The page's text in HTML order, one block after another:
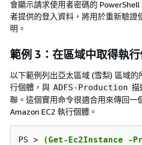
會顯示請求使用者密碼的
者提供的登入資料，將用於重新驗證
明。
範例 3：在區域中取得執
以下範例列出亞太區域 (雪梨) 區域的
行個體，與 ADFS-Production 描
聯。這個實用命令很適合用來傳回一
Amazon EC2 執行個體。
PS > (Get-Ec2Instance -